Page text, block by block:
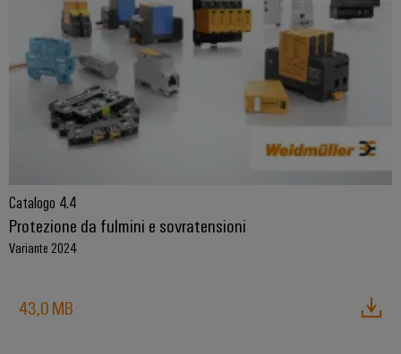
Catalogo 4.4
Protezione da fulmini e sovratensioni
Variante 2024
43,0 MB